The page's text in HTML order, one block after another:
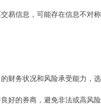
易信息，可能存在信息不对称
财务状况和风险承受能力，选
好的券商，避免非法或高风险